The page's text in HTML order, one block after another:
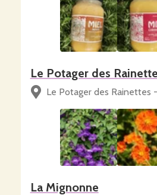
Le Potager des
Le Potager des Rainettes
La Mignonne